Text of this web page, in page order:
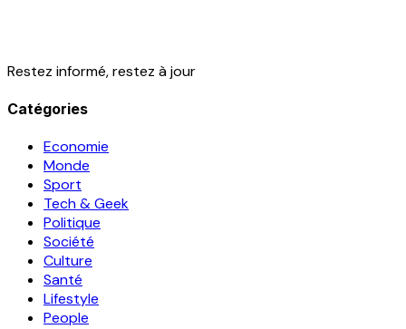
Restez informé, restez à jour
Catégories
Economie
Monde
Sport
Tech & Geek
Politique
Société
Culture
Santé
Lifestyle
People